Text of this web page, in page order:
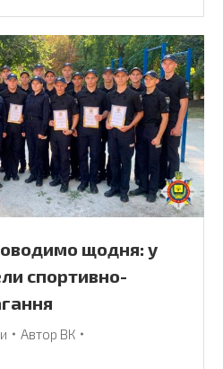
щодня: у
спортивно-
Автор ВК